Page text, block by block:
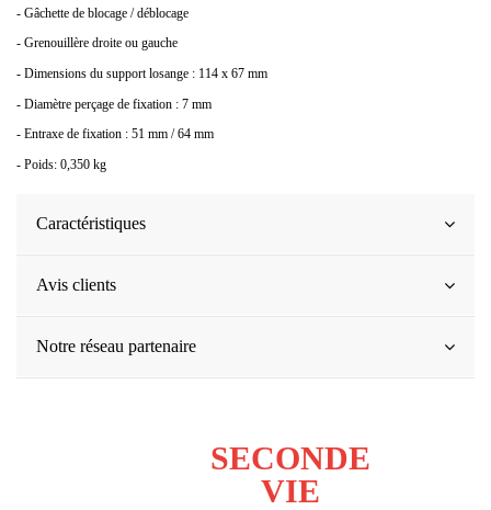
- Gâchette de blocage / déblocage
- Grenouillère droite ou gauche
- Dimensions du support losange : 114 x 67 mm
- Diamètre perçage de fixation : 7 mm
- Entraxe de fixation : 51 mm / 64 mm
- Poids: 0,350 kg
Caractéristiques
Avis clients
Notre réseau partenaire
SECONDE
VIE